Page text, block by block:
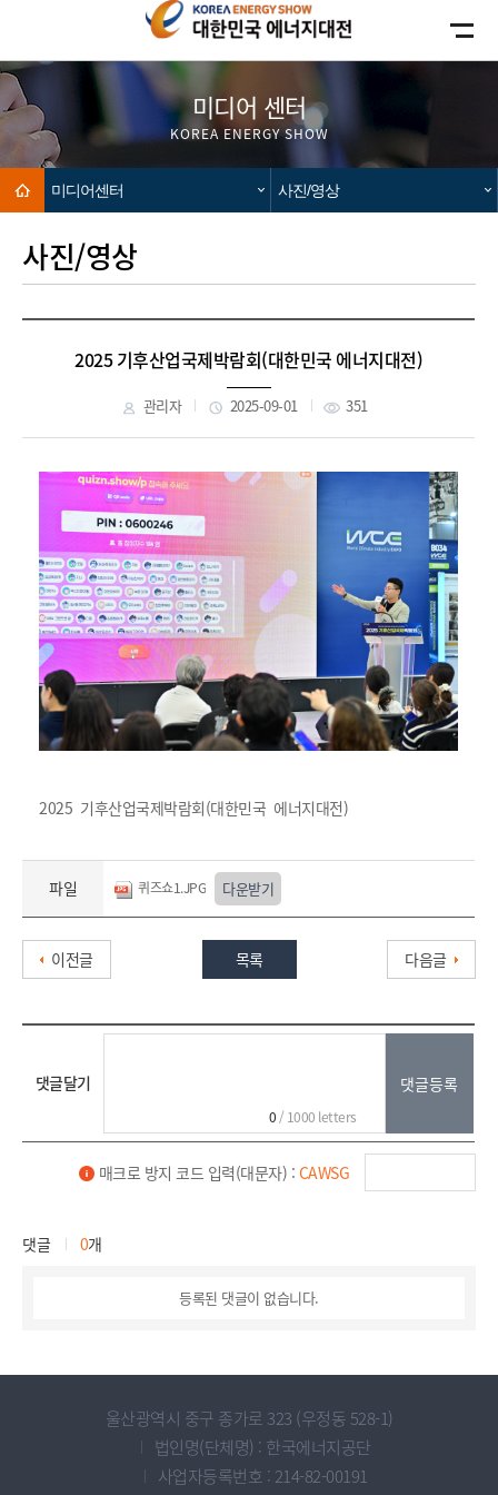
본문으로 가기
주메뉴로 가기
카피라이트로 가기
미디어 센터
KOREA ENERGY SHOW
미디어센터 사진/영상
사진/영상
2025 기후산업국제박람회(대한민국 에너지대전)
관리자 2025-09-01 351
2025 기후산업국제박람회(대한민국 에너지대전)
파일 퀴즈쇼1.JPG 다운받기
이전글 다음글
목록
댓글달기
0/ 1000 letters
매크로 방지 코드 입력(대문자) : CAWSG
댓글 0개
등록된 댓글이 없습니다.
울산광역시 중구 종가로 323 (우정동 528-1)
법인명(단체명) : 한국에너지공단
사업자등록번호 : 214-82-00191